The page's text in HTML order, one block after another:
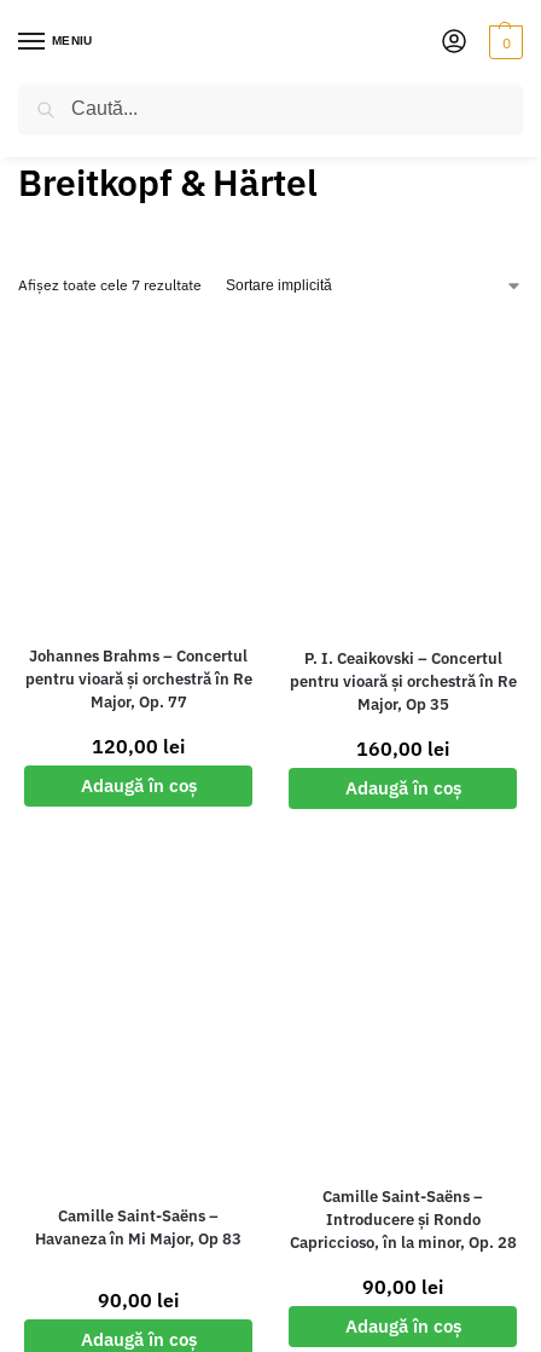
MENIU 0
Breitkopf & Härtel
Afișez toate cele 7 rezultate
Johannes Brahms – Concertul
pentru vioară și orchestră în Re
Major, Op. 77
120,00 lei
Adaugă în coș
P. I. Ceaikovski – Concertul
pentru vioară și orchestră în Re
Major, Op 35
160,00 lei
Adaugă în coș
Camille Saint-Saëns –
Havaneza în Mi Major, Op 83
90,00 lei
Adaugă în coș
Camille Saint-Saëns –
Introducere și Rondo
Capriccioso, în la minor, Op. 28
90,00 lei
Adaugă în coș